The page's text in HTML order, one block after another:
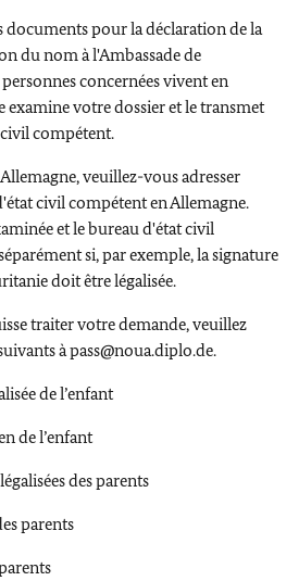
documents pour la déclaration de la
du nom à l'Ambassade de
concernées vivent en
examine votre dossier et le transmet
compétent.
veuillez-vous adresser
civil compétent en Allemagne.
et le bureau d'état civil
si, par exemple, la signature
doit être légalisée.
traiter votre demande, veuillez
à pass@noua.diplo.de.
de l’enfant
de l’enfant
des parents
parents